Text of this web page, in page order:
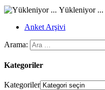
Yükleniyor ...
Anket Arşivi
Arama:
Kategoriler
Kategoriler